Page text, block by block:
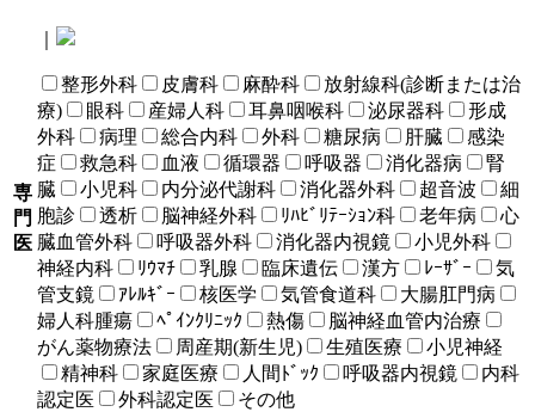
専
門
医
整形外科 皮膚科 麻酔科
放射線科(診断または治
療)
眼科 産婦人科 耳鼻咽喉科 泌尿器科
形成
外科
病理 総合内科 外科 糖尿病 肝臓
感染
症
救急科 血液 循環器 呼吸器 消化器病
腎
臓
小児科 内分泌代謝科 消化器外科 超音波
細
胞診
透析 脳神経外科 ﾘﾊﾋﾞﾘﾃｰｼｮﾝ科 老年病
心
臓血管外科
呼吸器外科 消化器内視鏡
小児外科
神経内科
ﾘｳﾏﾁ 乳腺 臨床遺伝 漢方 ﾚｰｻﾞｰ
気
管支鏡
ｱﾚﾙｷﾞｰ 核医学 気管食道科
大腸肛門病
婦人科腫瘍
ﾍﾟｲﾝｸﾘﾆｯｸ 熱傷
脳神経血管内治療
がん薬物療法
周産期(新生児) 生殖医療
小児神経
精神科
家庭医療 人間ﾄﾞｯｸ 呼吸器内視鏡
内科
認定医
外科認定医 その他